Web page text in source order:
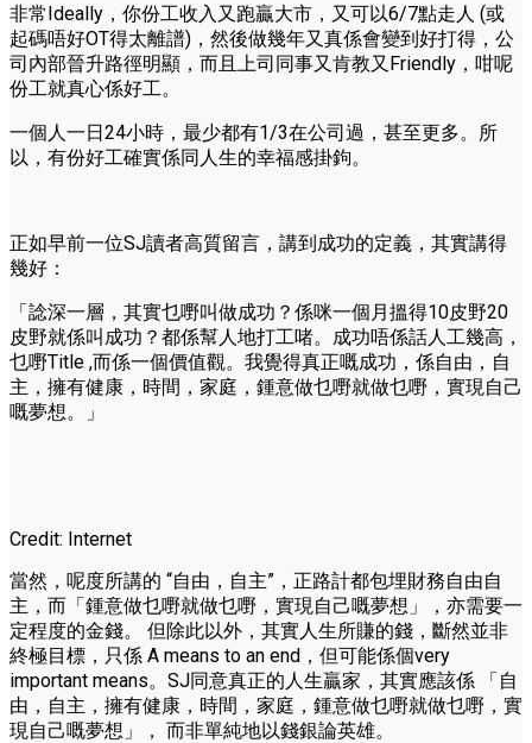
非常Ideally，你份工收入又跑贏大市，又可以6/7點走人 (或
起碼唔好OT得太離譜)，然後做幾年又真係會變到好打得，公
司內部晉升路徑明顯，而且上司同事又肯教又Friendly，咁呢
份工就真心係好工。
一個人一日24小時，最少都有1/3在公司過，甚至更多。所
以，有份好工確實係同人生的幸福感掛鉤。
正如早前一位SJ讀者高質留言，講到成功的定義，其實講得
幾好：
「諗深一層，其實乜嘢叫做成功？係咪一個月搵得10皮野20
皮野就係叫成功？都係幫人地打工啫。成功唔係話人工幾高，
乜嘢Title ,而係一個價值觀。我覺得真正嘅成功，係自由，自
主，擁有健康，時間，家庭，鍾意做乜嘢就做乜嘢，實現自己
嘅夢想。」
Credit: Internet
當然，呢度所講的 “自由，自主”，正路計都包埋財務自由自
主，而「鍾意做乜嘢就做乜嘢，實現自己嘅夢想」，亦需要一
定程度的金錢。 但除此以外，其實人生所賺的錢，斷然並非
終極目標，只係 A means to an end，但可能係個very
important means。SJ同意真正的人生贏家，其實應該係 「自
由，自主，擁有健康，時間，家庭，鍾意做乜嘢就做乜嘢，實
現自己嘅夢想」， 而非單純地以錢銀論英雄。